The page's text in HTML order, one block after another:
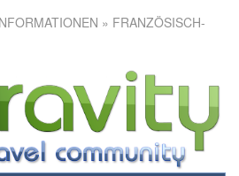
» FRANZÖSISCH-